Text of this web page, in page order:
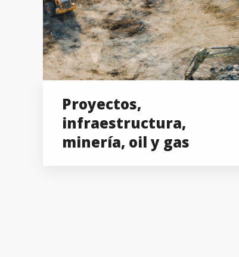
Proyectos,
infraestructura,
minería, oil y gas